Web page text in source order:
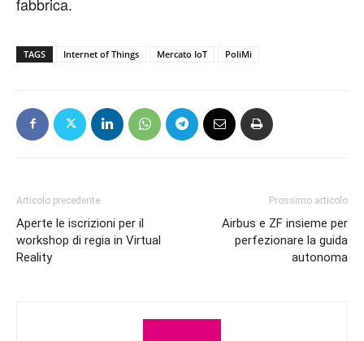
TAGS Internet of Things Mercato IoT PoliMi
Articolo precedente
Aperte le iscrizioni per il
workshop di regia in Virtual
Reality
Prossimo articolo
Airbus e ZF insieme per
perfezionare la guida
autonoma